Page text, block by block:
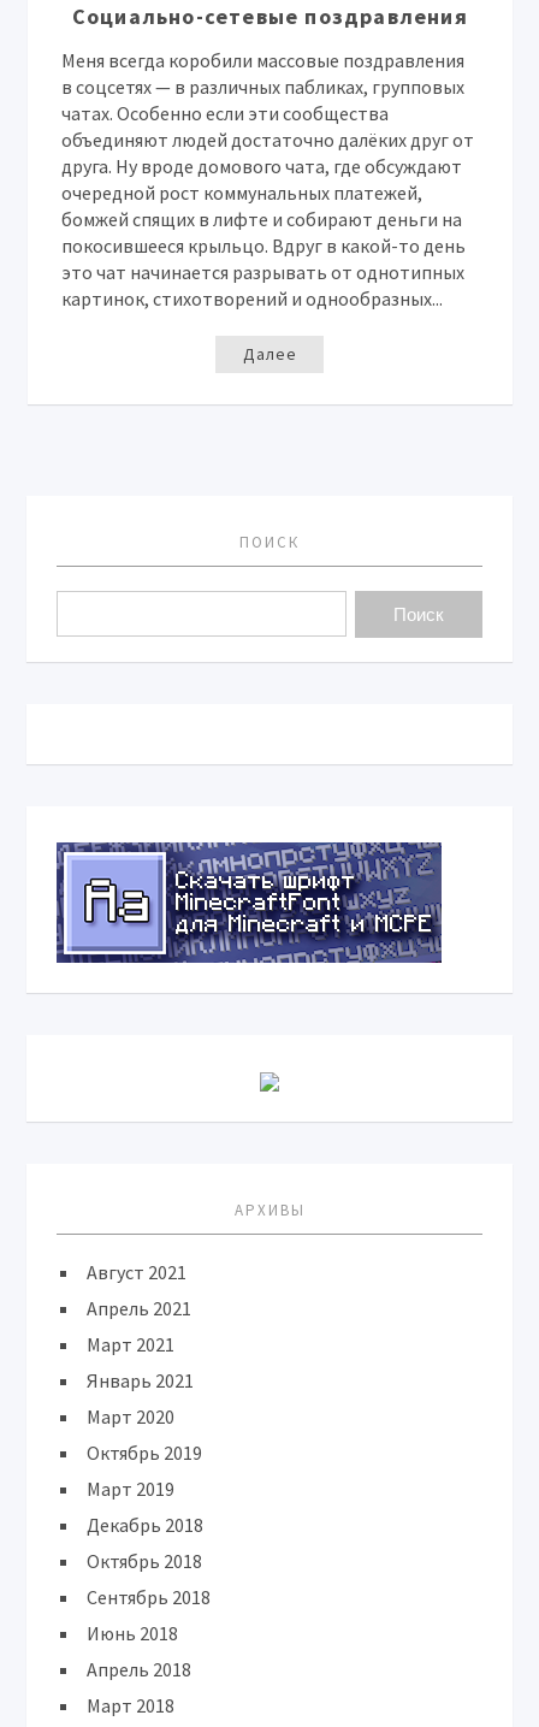
Социально-сетевые поздравления
Меня всегда коробили массовые поздравления
в соцсетях — в различных пабликах, групповых
чатах. Особенно если эти сообщества
объединяют людей достаточно далёких друг от
друга. Ну вроде домового чата, где обсуждают
очередной рост коммунальных платежей,
бомжей спящих в лифте и собирают деньги на
покосившееся крыльцо. Вдруг в какой-то день
это чат начинается разрывать от однотипных
картинок, стихотворений и однообразных...
Далее
ПОИСК
АРХИВЫ
Август 2021
Апрель 2021
Март 2021
Январь 2021
Март 2020
Октябрь 2019
Март 2019
Декабрь 2018
Октябрь 2018
Сентябрь 2018
Июнь 2018
Апрель 2018
Март 2018